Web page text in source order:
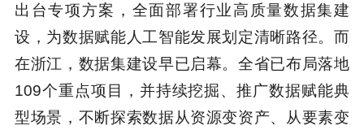
出台专项方案，全面部署行业高质量数据集建
设，为数据赋能人工智能发展划定清晰路径。而
在浙江，数据集建设早已启幕。全省已布局落地
109个重点项目，并持续挖掘、推广数据赋能典
型场景，不断探索数据从资源变资产、从要素变